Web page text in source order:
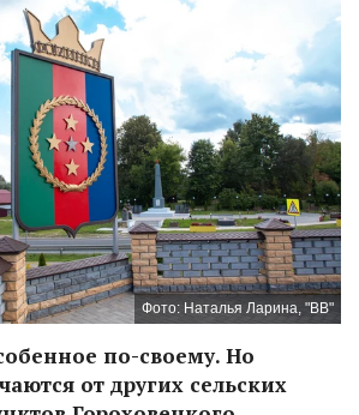
Фото: Наталья Ларина, "ВВ"
по-своему. Но
от других сельских